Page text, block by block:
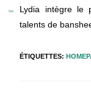
Lydia intègre le
talents de
ÉTIQUETTES: